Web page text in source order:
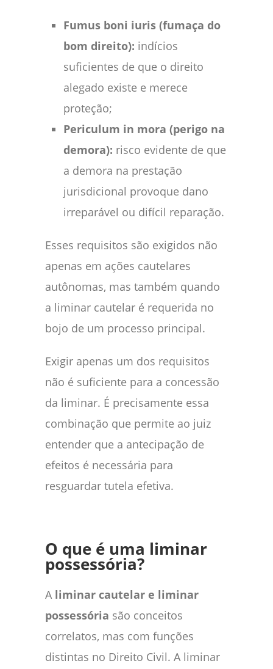
Fumus boni iuris (fumaça do
bom direito): indícios
suficientes de que o direito
alegado existe e merece
proteção;
Periculum in mora (perigo na
demora): risco evidente de que
a demora na prestação
jurisdicional provoque dano
irreparável ou difícil reparação.
Esses requisitos são exigidos não
apenas em ações cautelares
autônomas, mas também quando
a liminar cautelar é requerida no
bojo de um processo principal.
Exigir apenas um dos requisitos
não é suficiente para a concessão
da liminar. É precisamente essa
combinação que permite ao juiz
entender que a antecipação de
efeitos é necessária para
resguardar tutela efetiva.
O que é uma liminar
possessória?
A liminar cautelar e liminar
possessória são conceitos
correlatos, mas com funções
distintas no Direito Civil. A liminar